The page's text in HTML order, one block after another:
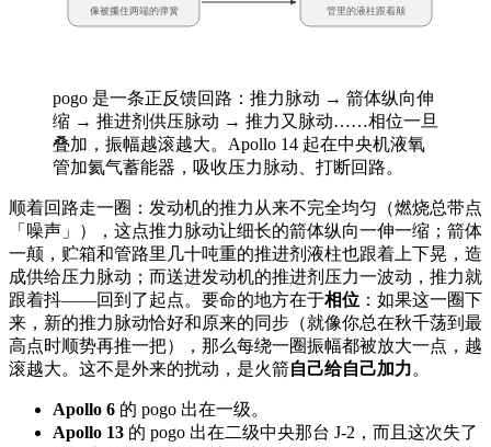
像被攥住两端的弹簧 管里的液柱跟着颠
pogo 是一条正反馈回路：推力脉动 → 箭体纵向伸
缩 → 推进剂供压脉动 → 推力又脉动……相位一旦
叠加，振幅越滚越大。Apollo 14 起在中央机液氧
管加氦气蓄能器，吸收压力脉动、打断回路。
顺着回路走一圈：发动机的推力从来不完全均匀（燃烧总带点
「噪声」），这点推力脉动让细长的箭体纵向一伸一缩；箭体
一颠，贮箱和管路里几十吨重的推进剂液柱也跟着上下晃，造
成供给压力脉动；而送进发动机的推进剂压力一波动，推力就
跟着抖——回到了起点。要命的地方在于相位 ：如果这一圈下
来，新的推力脉动恰好和原来的同步（就像你总在秋千荡到最
高点时顺势再推一把），那么每绕一圈振幅都被放大一点，越
滚越大。这不是外来的扰动，是火箭自己给自己加力。
Apollo 6 的 pogo 出在一级。
Apollo 13 的 pogo 出在二级中央那台 J-2，而且这次失了